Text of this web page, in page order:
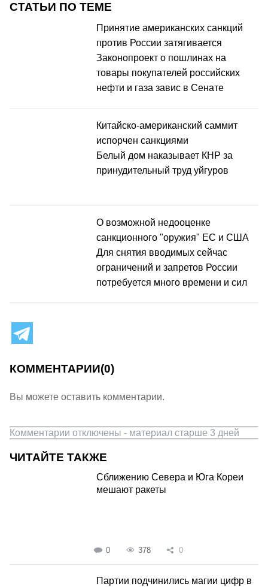
СТАТЬИ ПО ТЕМЕ
Принятие американских санкций
против России затягивается
Законопроект о пошлинах на
товары покупателей российских
нефти и газа завис в Сенате
Китайско-американский саммит
испорчен санкциями
Белый дом наказывает КНР за
принудительный труд уйгуров
О возможной недооценке
санкционного "оружия" ЕС и США
Для снятия вводимых сейчас
ограничений и запретов России
потребуется много времени и сил
КОММЕНТАРИИ(0)
Вы можете оставить комментарии.
Комментарии отключены - материал старше 3 дней
ЧИТАЙТЕ ТАКЖЕ
Сближению Севера и Юга Кореи
мешают ракеты
0 378 0
Партии подчинились магии цифр в